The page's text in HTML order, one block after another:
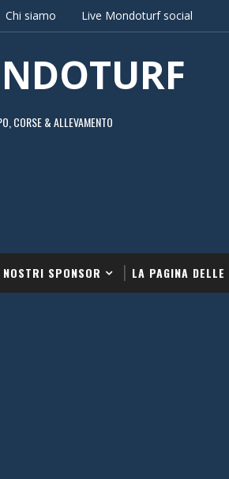
Chi siamo Live Mondoturf social
CORSE & ALLEVAMENTO
SPONSOR LA PAGINA